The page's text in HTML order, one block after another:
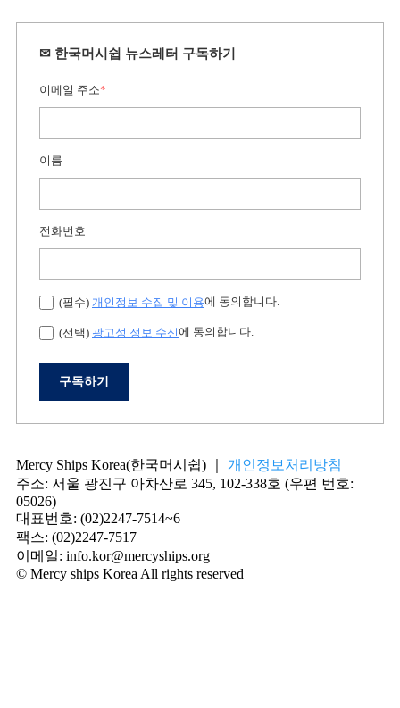
Mercy Ships Korea(한국머시쉽) ｜ 개인정보처리방침
주소: 서울 광진구 아차산로 345, 102-338호 (우편 번호:
05026)
대표번호: (02)2247-7514~6
팩스: (02)2247-7517
이메일: info.kor@mercyships.org
© Mercy ships Korea All rights reserved
✉ 한국머시쉽 뉴스레터 구독하기
이메일 주소*
이름
전화번호
(필수) 개인정보 수집 및 이용에 동의합니다.
(선택) 광고성 정보 수신에 동의합니다.
구독하기